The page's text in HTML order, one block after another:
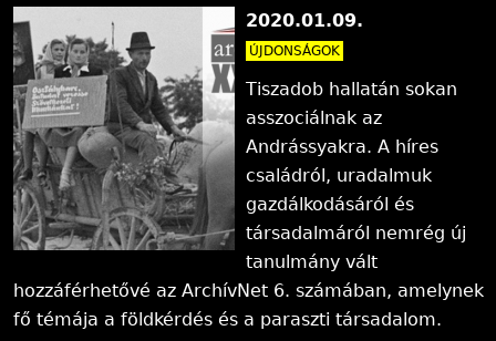
2020.01.09.
ÚJDONSÁGOK
Tiszadob hallatán sokan
asszociálnak az
Andrássyakra. A híres
családról, uradalmuk
gazdálkodásáról és
társadalmáról nemrég új
tanulmány vált
hozzáférhetővé az ArchívNet 6. számában, amelynek
fő témája a földkérdés és a paraszti társadalom.